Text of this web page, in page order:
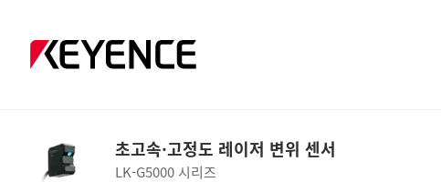
초고속·고정도 레이저 변위 센서
LK-G5000 시리즈